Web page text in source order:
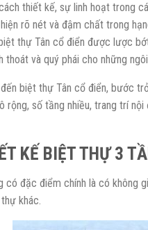
thiết kế, sự linh hoạt trong
rõ nét và đậm chất trong
thự Tân cổ điển được lược
thoát và quý phái cho những
biệt thự Tân cổ điển, bước
rộng, số tầng nhiều, trang trí
KẾ BIỆT THỰ 3
đặc điểm chính là có không
khác.